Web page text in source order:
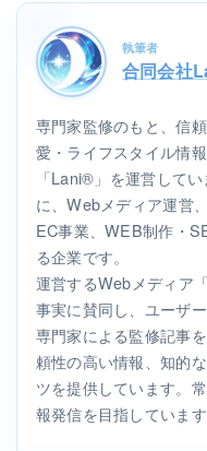
執筆者
合同会社
専門家監修のもと、信
愛・ライフスタイル情
「Lani®」を運営して
に、Webメディア運営
EC事業、WEB制作・
る企業です。
運営するWebメディア
事実に賛同し、ユーザ
専門家による監修記事
頼性の高い情報、知的
ツを提供しています。
報発信を目指しています